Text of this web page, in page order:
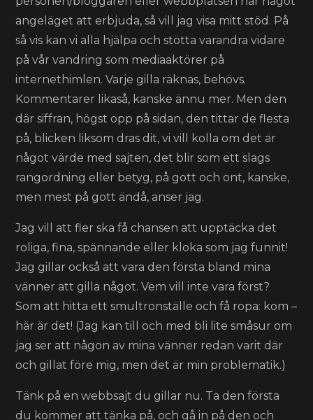
angeläget att erbjuda, så vill jag visa mitt stöd. På
så vis kan vi alla hjälpa och stötta varandra vidare
på vår vandring som mediaaktörer på
internethimlen. Varje gilla räknas, behövs.
Kommentarer likaså, kanske ännu mer. Men den
där siffran, högst opp på sidan, den tittar de flesta
på, blicken liksom dras dit, vi vill kolla om det är
något värde med sajten, det blir som ett slags
rangordning eller betyg, på gott och ont, kanske,
men mest på gott ändå, anser jag.
Jag vill att fler ska få chansen att upptäcka det
roliga, fina, spännande eller kloka som jag funnit!
Jag gillar också att vara den första bland mina
vänner att gilla något. Vem vill inte vara först?
Som att hitta ett smultronställe och få ropa: kom –
här är det! (Jag kan till och med bli lite småsur om
jag ser att någon av mina vänner redan varit där
och gillat före mig, men det är min problematik.)
Tänk på en webbsajt du gillar nu. Ta den första
du kommer att tänka på, och gå in på den och